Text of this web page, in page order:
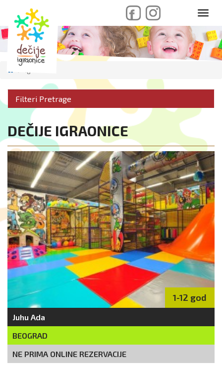
content
Filteri Pretrage
DEČIJE IGRAONICE
1-12 god
Juhu Ada
BEOGRAD
NE PRIMA ONLINE REZERVACIJE